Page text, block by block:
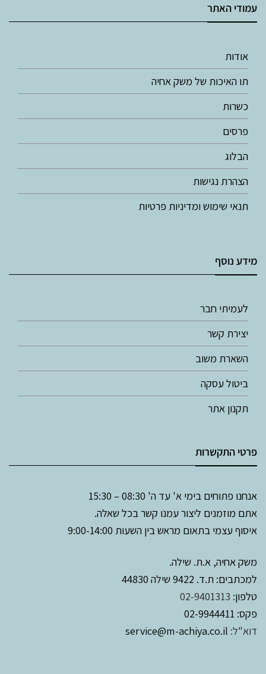
עמודי האתר
אודות
תו האיכות של משק אחיה
כשרות
פרסים
הבלוג
הצהרת נגישות
תנאי שימוש ומדיניות פרטיות
מידע נוסף
לעמיתי חבר
יצירת קשר
השארת משוב
ביטול עסקה
תקנון אתר
פרטי התקשרות
אנחנו פתוחים בימי א' עד ה' 08:30 – 15:30
אתם מוזמנים ליצור עמנו קשר בכל שאלה.
איסוף עצמי בתאום מראש בין השעות 9:00-14:00
משק אחיה, א.ת. שילה.
למכתבים: ת.ד. 9422 שילה 44830
טלפון: 02-9401313
פקס: 02-9944411
דוא"ל: service@m-achiya.co.il